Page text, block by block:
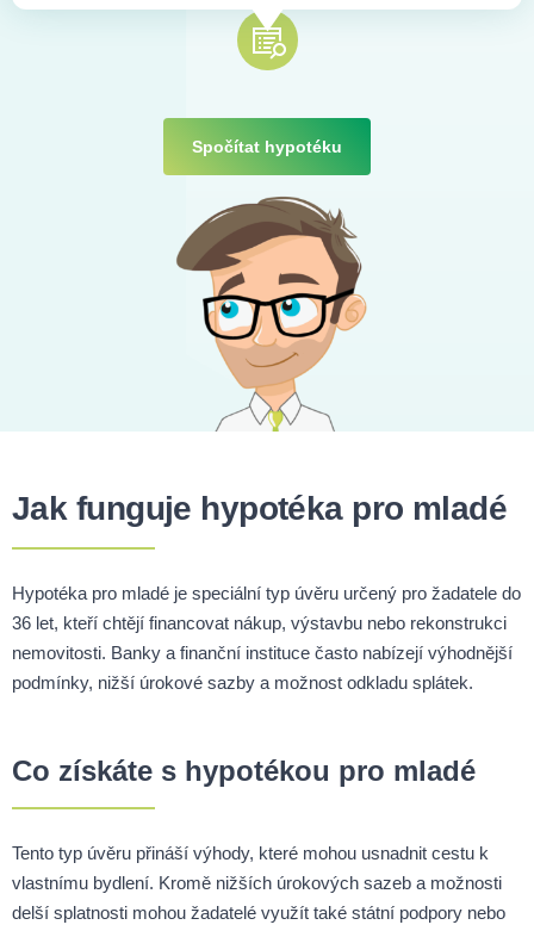
Spočítat hypotéku
Jak funguje hypotéka pro mladé
Hypotéka pro mladé je speciální typ úvěru určený pro žadatele do
36 let, kteří chtějí financovat nákup, výstavbu nebo rekonstrukci
nemovitosti. Banky a finanční instituce často nabízejí výhodnější
podmínky, nižší úrokové sazby a možnost odkladu splátek.
Co získáte s hypotékou pro mladé
Tento typ úvěru přináší výhody, které mohou usnadnit cestu k
vlastnímu bydlení. Kromě nižších úrokových sazeb a možnosti
delší splatnosti mohou žadatelé využít také státní podpory nebo